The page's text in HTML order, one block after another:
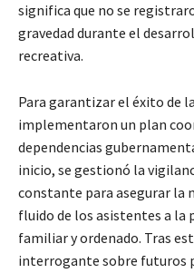
significa que no se
gravedad durante el
recreativa.
Para garantizar el éxito de
implementaron un plan
dependencias
inicio, se gestionó la
constante para asegurar la
fluido de los asistentes a la
familiar y ordenado. Tras
interrogante sobre futuros